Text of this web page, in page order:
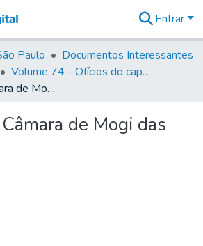
&
Coleções
Tudo na
Biblioteca
Estatísticas
Entrar
Paulo
Documentos Interessantes
Volume 74 - Ofícios do capitão General Martim Lopes Lobo de Saldanha às Câmaras e Comandantes da Capitania (1775)
Carta para a Câmara de Mogi das Cruzes
de Mogi das